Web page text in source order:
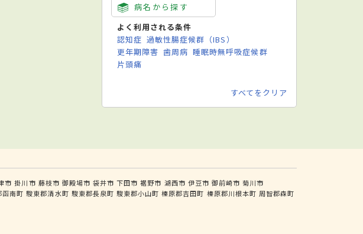
病名から探す
よく利用される条件
認知症 過敏性腸症候群（IBS）
更年期障害 歯周病 睡眠時無呼吸症候群
片頭痛
すべてをクリア
市 掛川市 藤枝市 御殿場市 袋井市 下田市 裾野市 湖西市 伊豆市 御前崎市 菊川市
函南町 駿東郡清水町 駿東郡長泉町 駿東郡小山町 榛原郡吉田町 榛原郡川根本町 周智郡森町